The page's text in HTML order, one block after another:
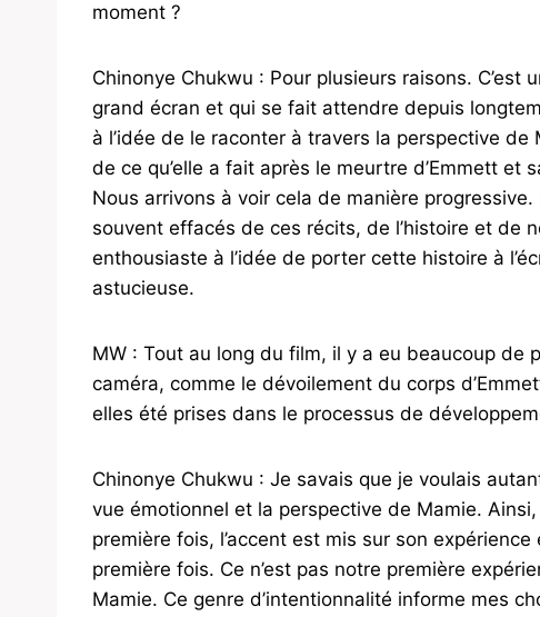
moment ?
Chinonye Chukwu : Pour plusieurs raisons. C’est
grand écran et qui se fait attendre depuis
à l’idée de le raconter à travers la perspective
de ce qu’elle a fait après le meurtre d’Emmett et
Nous arrivons à voir cela de manière
souvent effacés de ces récits, de l’histoire et de
enthousiaste à l’idée de porter cette histoire à
astucieuse.
MW : Tout au long du film, il y a eu beaucoup de
caméra, comme le dévoilement du corps
elles été prises dans le processus de
Chinonye Chukwu : Je savais que je voulais
vue émotionnel et la perspective de Mamie. Ainsi,
première fois, l’accent est mis sur son
première fois. Ce n’est pas notre première
Mamie. Ce genre d’intentionnalité informe mes